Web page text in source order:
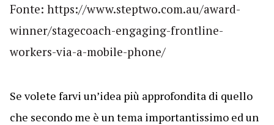
Fonte: https://www.steptwo.com.au/award-
winner/stagecoach-engaging-frontline-
workers-via-a-mobile-phone/
Se volete farvi un’idea più approfondita di quello
che secondo me è un tema importantissimo ed un